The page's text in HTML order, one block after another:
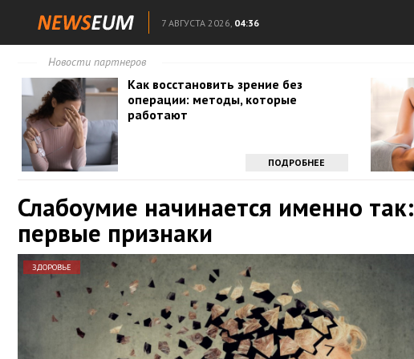
7 АВГУСТА 2026, 04:36
Новости партнеров
Как восстановить зрение без
операции: методы, которые
работают
ПОДРОБНЕЕ
Слабоумие начинается именно так:
первые признаки
ЗДОРОВЬЕ